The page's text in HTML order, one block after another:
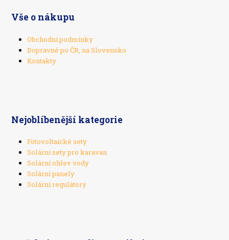
Vše o nákupu
Obchodní podmínky
Dopravné po ČR, na Slovensko
Kontakty
Nejoblíbenější kategorie
Fotovoltaické sety
Solární sety pro karavan
Solární ohřev vody
Solární panely
Solární regulátory